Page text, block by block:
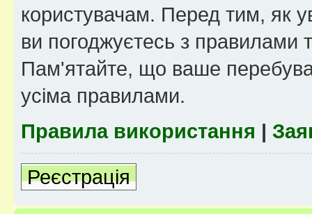
користувачам. Перед тим, як
ви погоджуєтесь з правилами
Пам'ятайте, що ваше
усіма правилами.
Правила використання |
Реєстрація